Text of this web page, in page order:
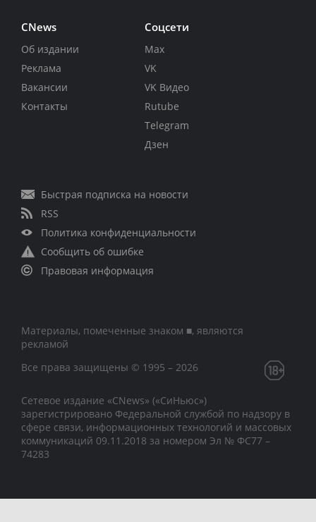
CNews
Об издании
Реклама
Вакансии
Контакты
Соцсети
Max
VK
VK Видео
Rutube
Telegram
Дзен
Быстрая подписка на новости
RSS
Политика конфиденциальности
Сообщить об ошибке
Правовая информация
Материалы, помеченные знаком ■, являются
рекламой
Все права защищены © 1995 – 2026
Сетевое издание «CNews» («СиНьюс»)
зарегистрировано Федеральной службой по надзору в
сфере связи, информационных технологий и массовых
коммуникаций 09.11.2018 за номером Эл № ФС77 –
74283